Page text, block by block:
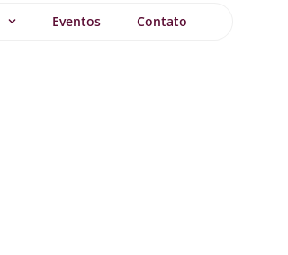
Eventos Contato